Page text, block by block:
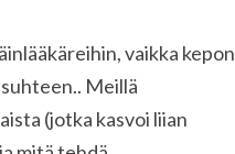
vaikka kepon
Meillä
(jotka kasvoi liian